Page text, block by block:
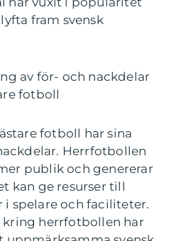
fram svensk
av för- och nackdelar
fotboll
fotboll har sina
Herrfotbollen
publik och genererar
kan ge resurser till
i spelare och faciliteter.
kring herrfotbollen har